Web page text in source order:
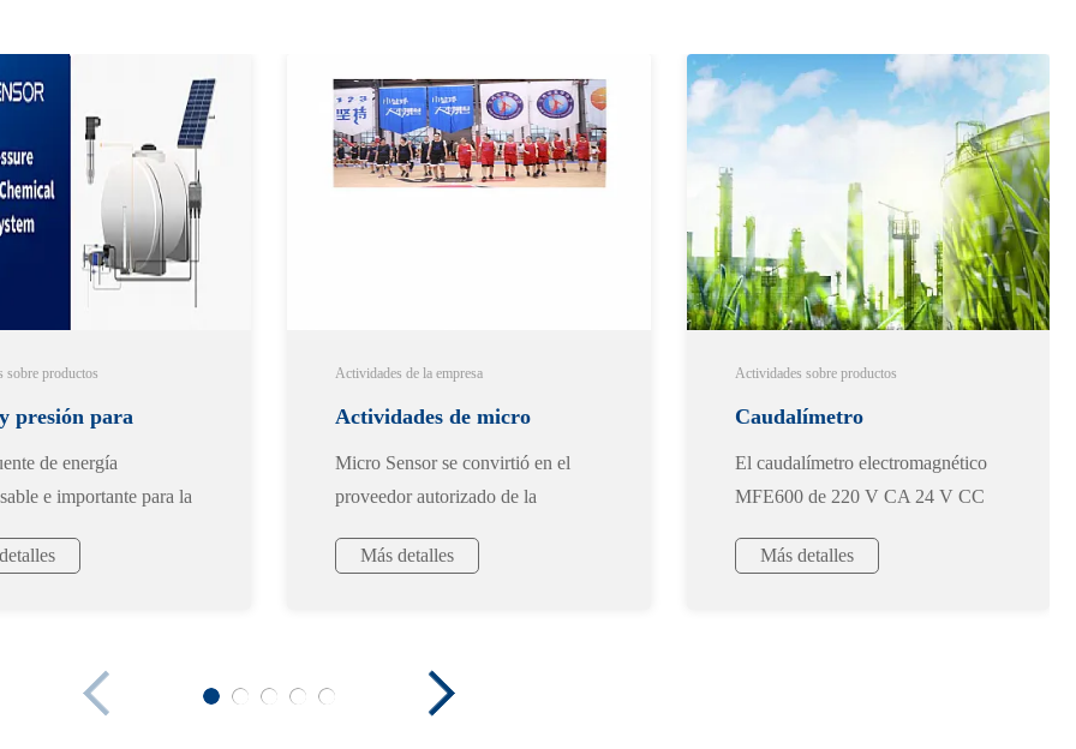
sobre productos
presión para
de inyección
de energía
e importante para la
extracción de petróleo
químico desempeña
Actividades de la empresa
Actividades de micro
sensores en septiembre de
2019
Micro Sensor se convirtió en el
proveedor autorizado de la
Más detalles
Actividades sobre productos
Caudalímetro
electromagnético MFE600
con certificación CNEX a
El caudalímetro electromagnético
MFE600 de 220 V CA 24 V CC
Nacional de Supervisión de
Más detalles